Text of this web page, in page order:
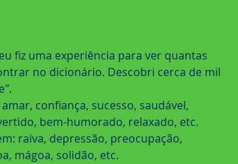
fiz uma experiência para ver quantas
no dicionário. Descobri cerca de mil
confiança, sucesso, saudável,
bem-humorado, relaxado, etc.
raiva, depressão, preocupação,
mágoa, solidão, etc.